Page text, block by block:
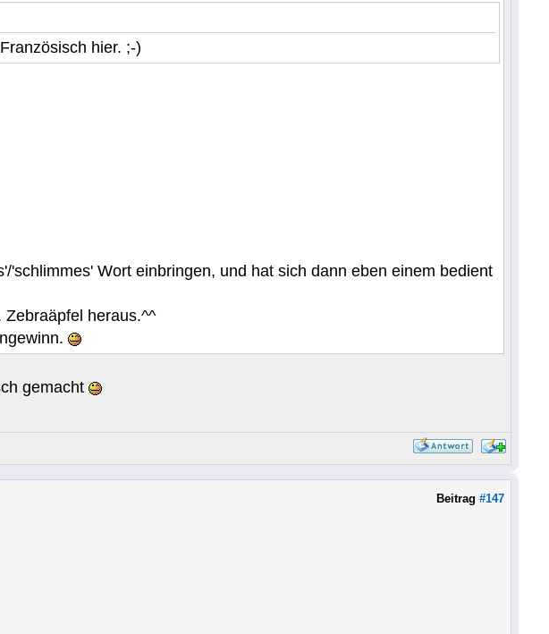
hier. ;-)
Wort einbringen, und hat sich dann eben einem bedient
heraus.^^
gemacht
Beitrag #147